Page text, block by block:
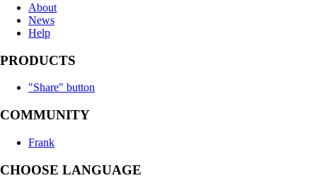
About
News
Help
PRODUCTS
"Share" button
COMMUNITY
Frank
CHOOSE LANGUAGE